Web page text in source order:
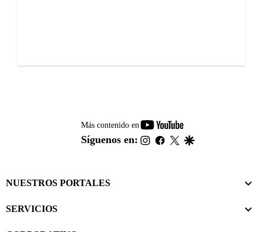
Más contenido en
youtube-
footer
Síguenos en: instagram
facebook
twitter
NUESTROS PORTALES
SERVICIOS